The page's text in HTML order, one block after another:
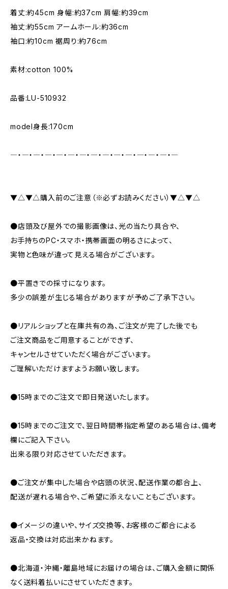
着丈:約45cm 身幅:約37cm 肩幅:約39cm
袖丈:約55cm アームホール:約36cm
袖口:約10cm 裾周り:約76cm
素材:cotton 100%
品番:LU-510932
model身長:170cm
―・―・―・―・―・―・―・―・―・―・―・―・―・―・―
▼△▼△購入前のご注意（※必ずお読みください）▼△▼△
●店頭及び屋外での撮影画像は、光の当たり具合や、
お手持ちのPC・スマホ・携帯画面の明るさによって、
実物と色味が違って見える場合がございます。
●平置きでの採寸になります。
多少の誤差が生じる場合がありますが予めご了承下さい。
●リアルショップと在庫共有の為、ご注文が完了した後でも
ご注文商品をご用意することができず、
キャンセルさせていただく場合がございます。
ご理解いただけますようお願い致します。
●15時までのご注文で即日発送いたします。
●15時までのご注文で、翌日時間帯指定希望のある場合は、備考
欄にご記入下さい。
出来る限り対応させていただきます。
●ご注文が集中した場合や店頭の状況、配送作業の都合上、
配送が遅れる場合や、ご希望に添えないこともございます。
●イメージの違いや、サイズ交換等、お客様のご都合による
返品・交換は対応出来かねます。
●北海道・沖縄・離島地域にお届けの場合は、ご購入金額に関係
なく送料着払いにさせていただきます。